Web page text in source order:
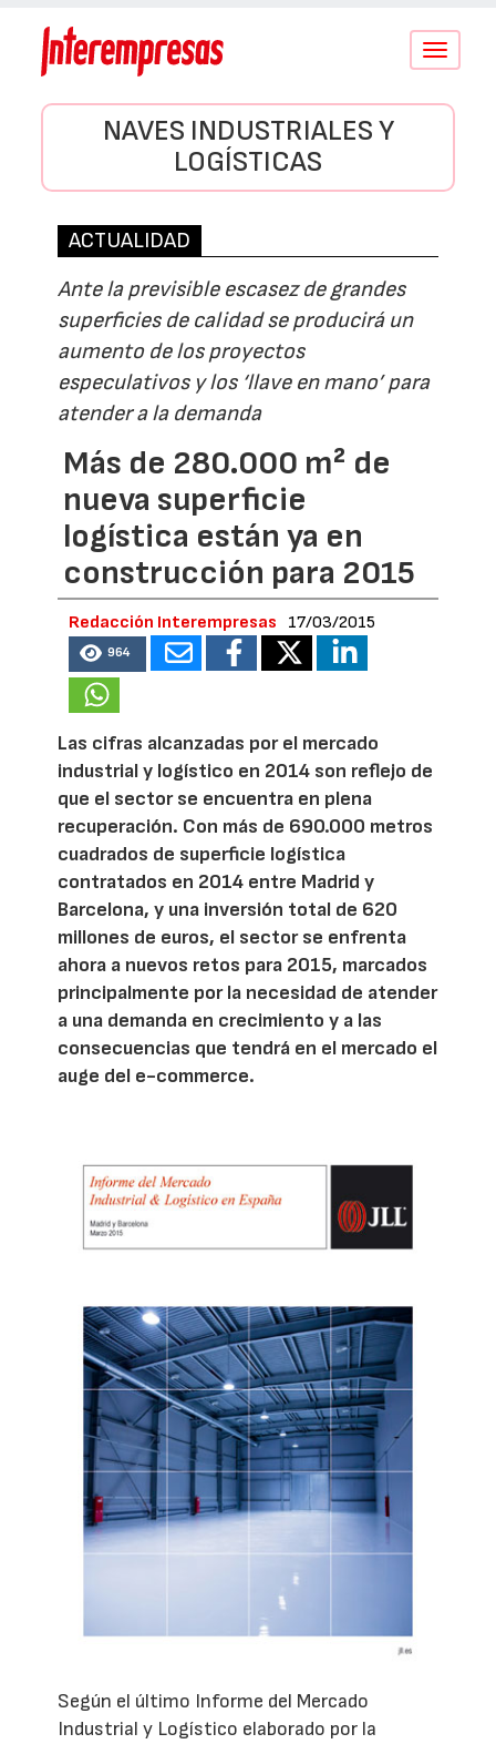
Conmutar
NAVES INDUSTRIALES Y
LOGÍSTICAS
ACTUALIDAD
Ante la previsible escasez de grandes
superficies de calidad se producirá un
aumento de los proyectos
especulativos y los ‘llave en mano’ para
atender a la demanda
Más de 280.000 m² de
nueva superficie
logística están ya en
construcción para 2015
Redacción Interempresas 17/03/2015
964
Las cifras alcanzadas por el mercado
industrial y logístico en 2014 son reflejo de
que el sector se encuentra en plena
recuperación. Con más de 690.000 metros
cuadrados de superficie logística
contratados en 2014 entre Madrid y
Barcelona, y una inversión total de 620
millones de euros, el sector se enfrenta
ahora a nuevos retos para 2015, marcados
principalmente por la necesidad de atender
a una demanda en crecimiento y a las
consecuencias que tendrá en el mercado el
auge del e-commerce.
Según el último Informe del Mercado
Industrial y Logístico elaborado por la